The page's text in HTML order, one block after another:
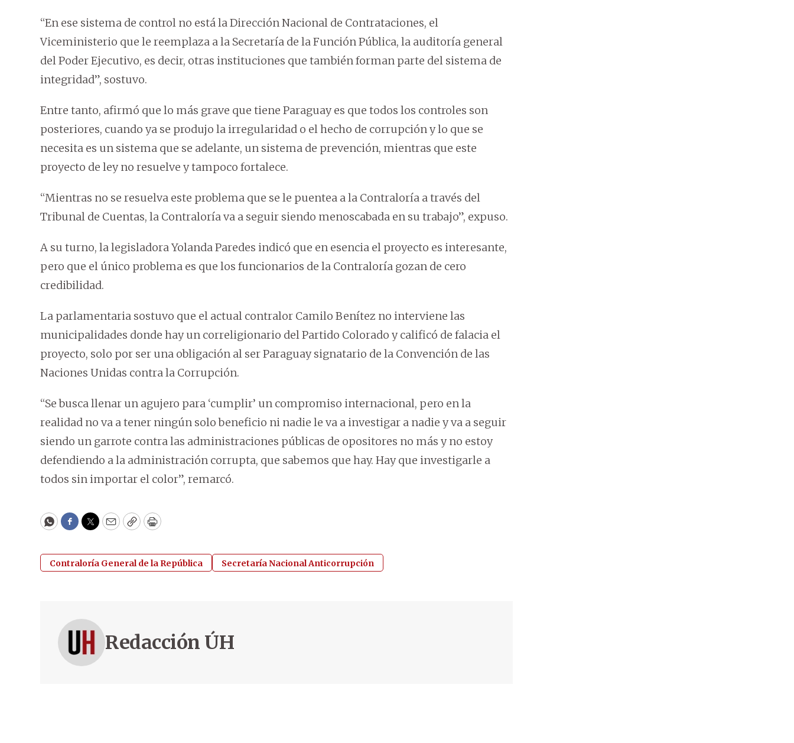
“En ese sistema de control no está la Dirección Nacional de Contrataciones, el
Viceministerio que le reemplaza a la Secretaría de la Función Pública, la auditoría general
del Poder Ejecutivo, es decir, otras instituciones que también forman parte del sistema de
integridad”, sostuvo.
Entre tanto, afirmó que lo más grave que tiene Paraguay es que todos los controles son
posteriores, cuando ya se produjo la irregularidad o el hecho de corrupción y lo que se
necesita es un sistema que se adelante, un sistema de prevención, mientras que este
proyecto de ley no resuelve y tampoco fortalece.
“Mientras no se resuelva este problema que se le puentea a la Contraloría a través del
Tribunal de Cuentas, la Contraloría va a seguir siendo menoscabada en su trabajo”, expuso.
A su turno, la legisladora Yolanda Paredes indicó que en esencia el proyecto es interesante,
pero que el único problema es que los funcionarios de la Contraloría gozan de cero
credibilidad.
La parlamentaria sostuvo que el actual contralor Camilo Benítez no interviene las
municipalidades donde hay un correligionario del Partido Colorado y calificó de falacia el
proyecto, solo por ser una obligación al ser Paraguay signatario de la Convención de las
Naciones Unidas contra la Corrupción.
“Se busca llenar un agujero para ‘cumplir’ un compromiso internacional, pero en la
realidad no va a tener ningún solo beneficio ni nadie le va a investigar a nadie y va a seguir
siendo un garrote contra las administraciones públicas de opositores no más y no estoy
defendiendo a la administración corrupta, que sabemos que hay. Hay que investigarle a
todos sin importar el color”, remarcó.
WhatsApp
Facebook
Twitter
EmailCopyPrint
Contraloría General de la República Secretaría Nacional Anticorrupción
Redacción ÚH